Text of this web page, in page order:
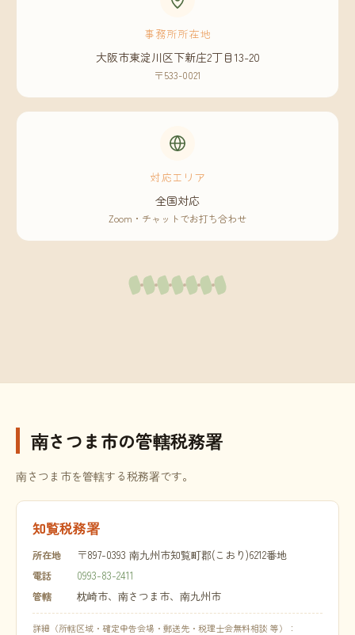
事務所所在地
大阪市東淀川区下新庄2丁目13-20
〒533-0021
対応エリア
全国対応
Zoom・チャットでお打ち合わせ
南さつま市の管轄税務署
南さつま市を管轄する税務署です。
知覧税務署
所在地 〒897-0393 南九州市知覧町郡(こおり)6212番地
電話 0993-83-2411
管轄 枕崎市、南さつま市、南九州市
詳細（所轄区域・確定申告会場・郵送先・税理士会無料相談 等）：